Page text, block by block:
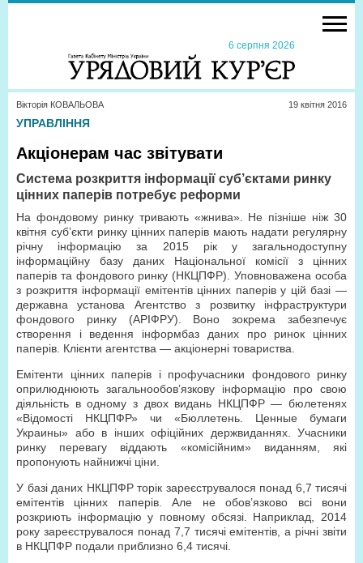
6 серпня 2026
Вікторія КОВАЛЬОВА 19 квiтня 2016
УПРАВЛІННЯ
Акціонерам час звітувати
Система розкриття інформації суб’єктами ринку
цінних паперів потребує реформи
На фондовому ринку тривають «жнива». Не пізніше ніж 30
квітня суб’єкти ринку цінних паперів мають надати регулярну
річну інформацію за 2015 рік у загальнодоступну
інформаційну базу даних Національної комісії з цінних
паперів та фондового ринку (НКЦПФР). Уповноважена особа
з розкриття інформації емітентів цінних паперів у цій базі —
державна установа Агентство з розвитку інфраструктури
фондового ринку (АРІФРУ). Воно зокрема забезпечує
створення і ведення інформбаз даних про ринок цінних
паперів. Клієнти агентства — акціонерні товариства.
Емітенти цінних паперів і профучасники фондового ринку
оприлюднюють загальнообов’язкову інформацію про свою
діяльність в одному з двох видань НКЦПФР — бюлетенях
«Відомості НКЦПФР» чи «Бюллетень. Ценные бумаги
Украины» або в інших офіційних держвиданнях. Учасники
ринку перевагу віддають «комісійним» виданням, які
пропонують найнижчі ціни.
У базі даних НКЦПФР торік зареєструвалося понад 6,7 тисячі
емітентів цінних паперів. Але не обов’язково всі вони
розкриють інформацію у повному обсязі. Наприклад, 2014
року зареєструвалося понад 7,7 тисячі емітентів, а річні звіти
в НКЦПФР подали приблизно 6,4 тисячі.